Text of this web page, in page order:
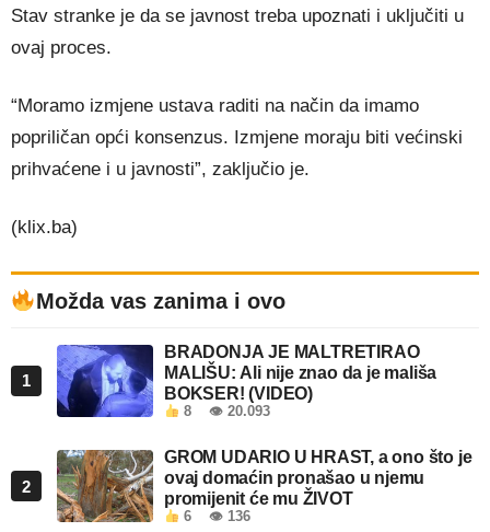
Stav stranke je da se javnost treba upoznati i uključiti u
ovaj proces.
“Moramo izmjene ustava raditi na način da imamo
popriličan opći konsenzus. Izmjene moraju biti većinski
prihvaćene i u javnosti”, zaključio je.
(klix.ba)
Možda vas zanima i ovo
1
BRADONJA JE MALTRETIRAO
MALIŠU: Ali nije znao da je mališa
BOKSER! (VIDEO)
8 👁 20.093
2
GROM UDARIO U HRAST, a ono što je
ovaj domaćin pronašao u njemu
promijenit će mu ŽIVOT
6 👁 136